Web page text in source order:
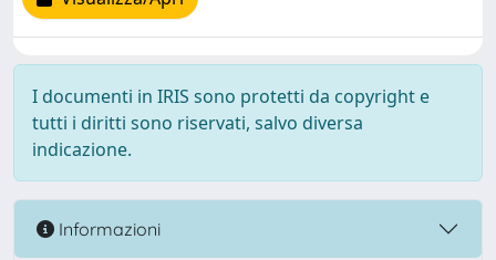
I documenti in IRIS sono protetti da copyright e
tutti i diritti sono riservati, salvo diversa
indicazione.
Informazioni